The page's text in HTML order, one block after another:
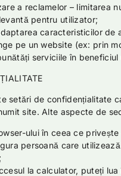
a reclamelor – limitarea
pentru utilizator;
caracteristicilor
pe un website (ex: prin
serviciile în beneficiul
setări de confidențialitate
site. Alte aspecte de
ului în ceea ce
persoană care
la calculator, puteți